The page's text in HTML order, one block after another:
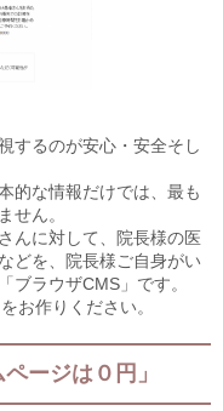
するのが安心・安全そし
的な情報だけでは、最も
せん。
んに対して、院長様の医
どを、院長様ご自身がい
ブラウザCMS」です。
お作りください。
ージは０円」